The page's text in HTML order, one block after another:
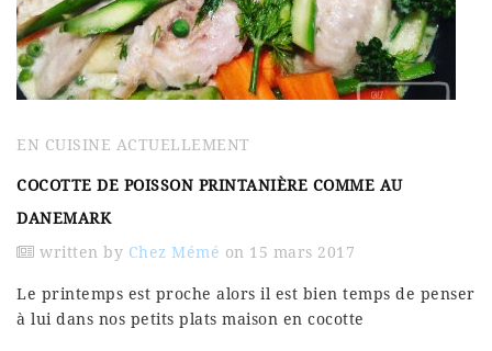
EN CUISINE ACTUELLEMENT
COCOTTE DE POISSON PRINTANIÈRE COMME AU
DANEMARK
written by Chez Mémé on 15 mars 2017
Le printemps est proche alors il est bien temps de penser
à lui dans nos petits plats maison en cocotte